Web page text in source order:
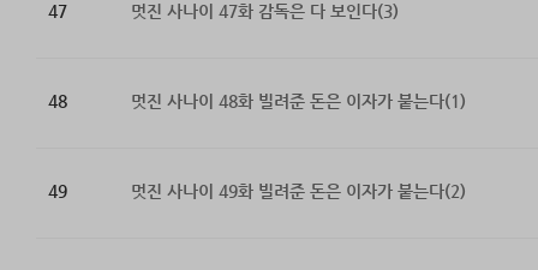
47 멋진 사나이 47화 감독은 다 보인다(3)
48 멋진 사나이 48화 빌려준 돈은 이자가 붙는다(1)
49 멋진 사나이 49화 빌려준 돈은 이자가 붙는다(2)